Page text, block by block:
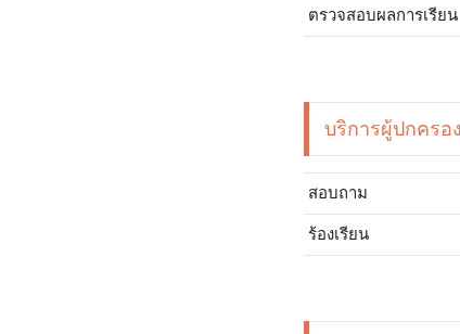
ตรวจสอบผลการเรียน
บริการผู้ปกครอง
สอบถาม
ร้องเรียน